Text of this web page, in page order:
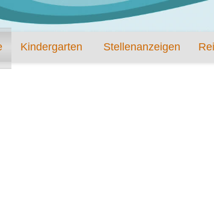
Kindergarten Stellenanzeigen